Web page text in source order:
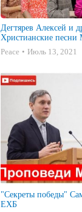
Дегтярев Алексей
Христианские
Peace
Июль 13, 2021
"Секреты победы" Самарин Д.В. Проповеди МСЦ
ЕХБ